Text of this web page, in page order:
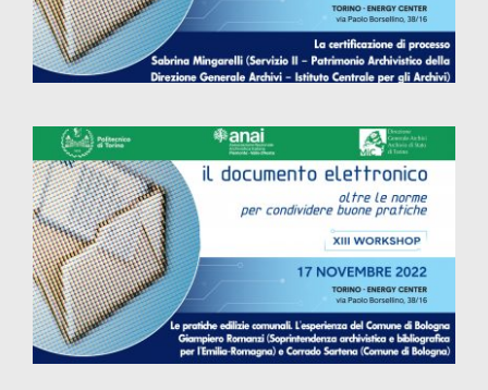
Le pratiche edilizie comunali.
L’esperienza del Comune di Bologna